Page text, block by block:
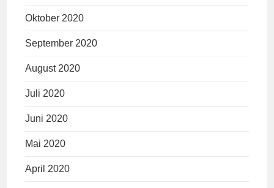
Oktober 2020
September 2020
August 2020
Juli 2020
Juni 2020
Mai 2020
April 2020